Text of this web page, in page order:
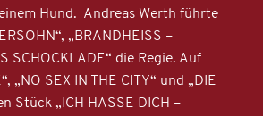
Hund. Andreas Werth führte
„BRANDHEISS –
SCHOCKLADE“ die Regie. Auf
„NO SEX IN THE CITY“ und „DIE
Stück „ICH HASSE DICH –